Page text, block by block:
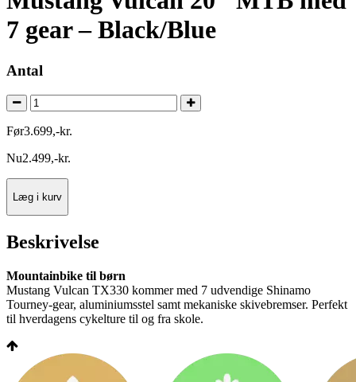
7 gear – Black/Blue
Antal
Før3.699,-kr.
Nu2.499,-kr.
Læg i kurv
Beskrivelse
Mountainbike til børn
Mustang Vulcan TX330 kommer med 7 udvendige Shinamo
Tourney-gear, aluminiumsstel samt mekaniske skivebremser. Perfekt
til hverdagens cykelture til og fra skole.